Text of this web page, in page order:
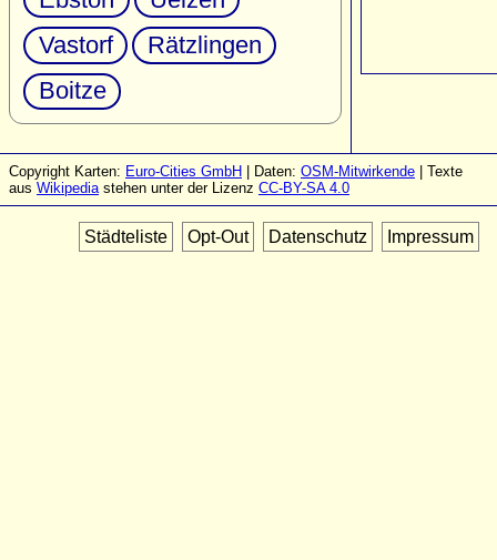
Vastorf
Rätzlingen
Boitze
Copyright Karten: Euro-Cities GmbH | Daten: OSM-Mitwirkende | Texte
aus Wikipediastehen unter der Lizenz CC-BY-SA 4.0
Städteliste Opt-Out Datenschutz Impressum